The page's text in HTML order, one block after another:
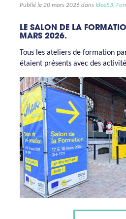
Publié le 20 mars 2026 dans Idee53,
LE SALON DE LA
MARS 2026.
Tous les ateliers de formation
étaient présents avec des